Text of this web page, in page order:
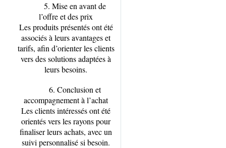
5. Mise en avant de
l’offre et des prix
Les produits présentés ont été
associés à leurs avantages et
tarifs, afin d’orienter les clients
vers des solutions adaptées à
leurs besoins.
6. Conclusion et
accompagnement à l’achat
Les clients intéressés ont été
orientés vers les rayons pour
finaliser leurs achats, avec un
suivi personnalisé si besoin.